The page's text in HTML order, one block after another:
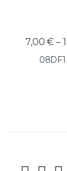
7,00€ –